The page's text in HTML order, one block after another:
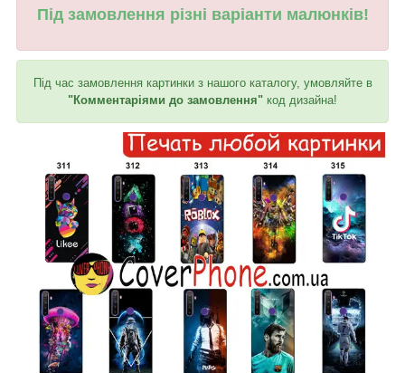
Під замовлення різні варіанти малюнків!
Під час замовлення картинки з нашого каталогу, умовляйте в
"Комментаріями до замовлення" код дизайна!